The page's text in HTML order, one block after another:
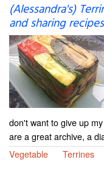
(Alessandra's)
and sharing
don't want to give up
are a great archive, a
Vegetable
Terrines